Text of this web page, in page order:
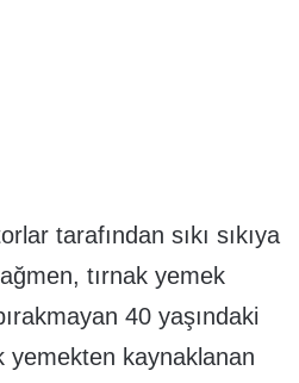
tarafından sıkı sıkıya
tırnak yemek
40 yaşındaki
yemekten kaynaklanan